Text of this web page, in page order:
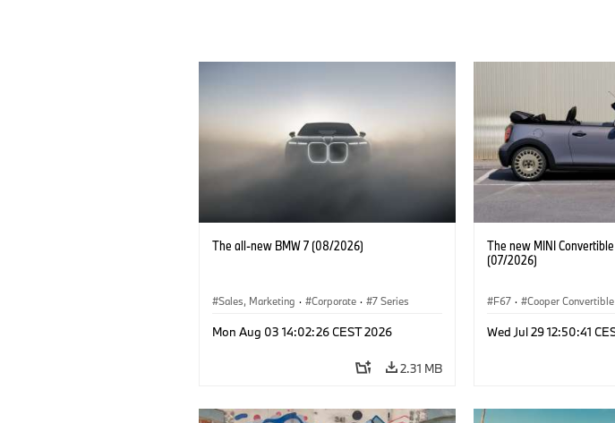
The all-new BMW 7 (08/2026)
Sales, Marketing · Corporate · 7 Series
Mon Aug 03 14:02:26 CEST 2026
2.31 MB
The new MINI
(07/2026)
F67 · Cooper Convertible
Wed Jul 29 12:50:41